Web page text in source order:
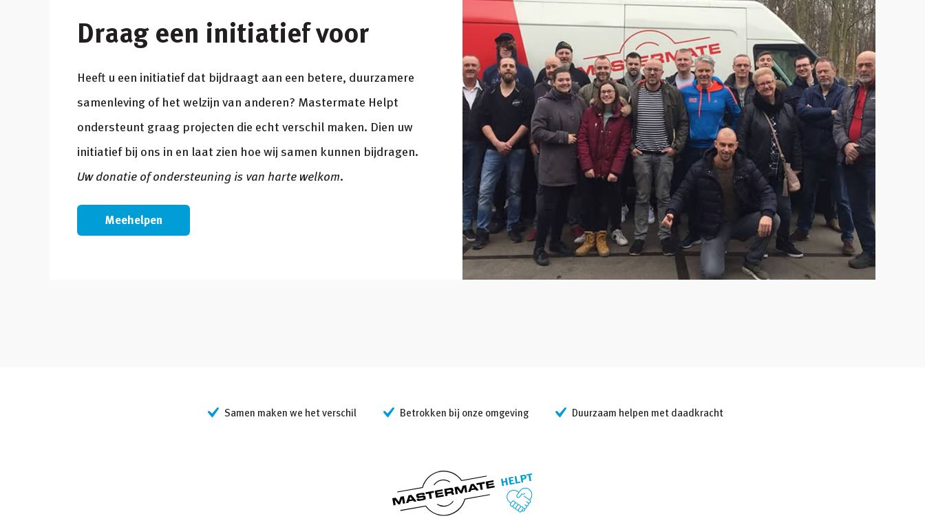
Draag een initiatief voor
Heeft u een initiatief dat bijdraagt aan een betere, duurzamere
samenleving of het welzijn van anderen? Mastermate Helpt
ondersteunt graag projecten die echt verschil maken. Dien uw
initiatief bij ons in en laat zien hoe wij samen kunnen bijdragen.
Uw donatie of ondersteuning is van harte welkom.
Meehelpen
Samen maken we het verschil Betrokken bij onze omgeving Duurzaam helpen met daadkracht